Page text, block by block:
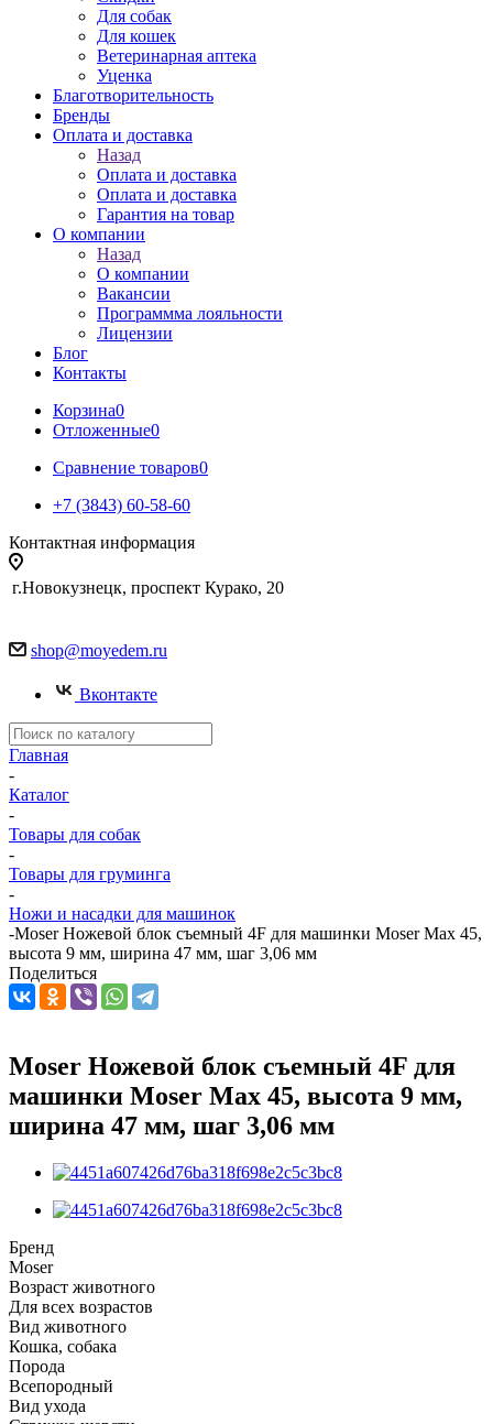
Для собак
Для кошек
Ветеринарная аптека
Уценка
Благотворительность
Бренды
Оплата и доставка
Назад
Оплата и доставка
Оплата и доставка
Гарантия на товар
О компании
Назад
О компании
Вакансии
Программма лояльности
Лицензии
Блог
Контакты
Корзина0
Отложенные0
Сравнение товаров0
+7 (3843) 60-58-60
Контактная информация
г.Новокузнецк, проспект Курако, 20
shop@moyedem.ru
Вконтакте
Главная
-
Каталог
-
Товары для собак
-
Товары для груминга
-
Ножи и насадки для машинок
-Moser Ножевой блок съемный 4F для машинки Moser Max 45,
высота 9 мм, ширина 47 мм, шаг 3,06 мм
Поделиться
Moser Ножевой блок съемный 4F для
машинки Moser Max 45, высота 9 мм,
ширина 47 мм, шаг 3,06 мм
Бренд
Moser
Возраст животного
Для всех возрастов
Вид животного
Кошка, собака
Порода
Всепородный
Вид ухода